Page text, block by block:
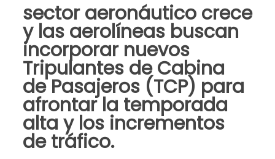
sector aeronáutico crece
y las aerolíneas buscan
incorporar nuevos
Tripulantes de Cabina
de Pasajeros (TCP) para
afrontar la temporada
alta y los incrementos
de tráfico.